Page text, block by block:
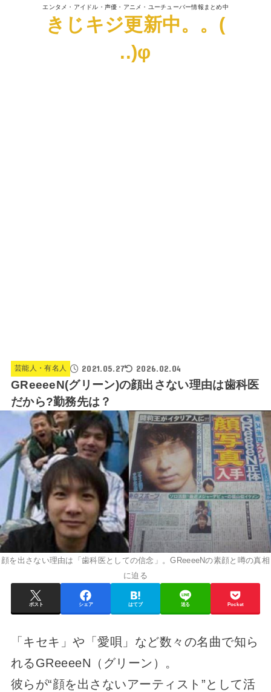
エンタメ・アイドル・声優・アニメ・ユーチューバー情報まとめ中
きじキジ更新中。。(
..)φ
芸能人・有名人 2021.05.27 2026.02.04
GReeeeN(グリーン)の顔出さない理由は歯科医
だから?勤務先は？
顔を出さない理由は「歯科医としての信念」。GReeeeNの素顔と噂の真相
に迫る
ポスト シェア はてブ 送る Pocket
「キセキ」や「愛唄」など数々の名曲で知ら
れるGReeeeN（グリーン）。
彼らが“顔を出さないアーティスト”として活